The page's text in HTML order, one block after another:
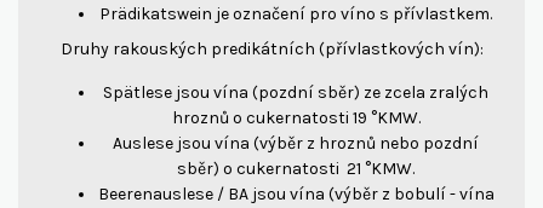
Prädikatswein je označení pro víno s přívlastkem.
Druhy rakouských predikátních (přívlastkových vín):
Spätlese jsou vína (pozdní sběr) ze zcela zralých
hroznů o cukernatosti 19 °KMW.
Auslese jsou vína (výběr z hroznů nebo pozdní
sběr) o cukernatosti 21 °KMW.
Beerenauslese / BA jsou vína (výběr z bobulí - vína